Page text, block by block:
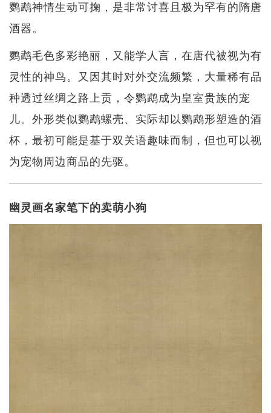
鹦鹉神情生动可掬，是非常讨喜且极为罕有的隋唐
酒器。
鹦鹉毛色多彩艳丽，又能学人言，在唐代被视为有
灵性的神鸟。又因其时对外交流频繁，大量稀有品
种透过丝绸之路上贡，令鹦鹉成为皇室贵族的宠
儿。外形类似鹦鹉螺壳、实际却以鹦鹉形塑造的酒
杯，最初可能是基于双关语趣味而制，但也​​可以视
为宠物周边商品的先驱。
幽灵画名家笔下的卖萌小狗